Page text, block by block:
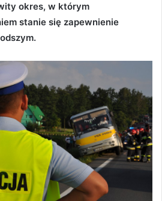
okres, w którym
stanie się zapewnienie